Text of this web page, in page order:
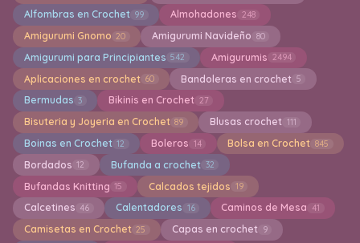
Alfombras en Crochet 99 Almohadones 248
Amigurumi Gnomo 20 Amigurumi Navideño 80
Amigurumi para Principiantes 542 Amigurumis 2494
Aplicaciones en crochet 60 Bandoleras en crochet 5
Bermudas 3 Bikinis en Crochet 27
Bisuteria y Joyeria en Crochet 89 Blusas crochet 111
Boinas en Crochet 12 Boleros 14 Bolsa en Crochet 845
Bordados 12 Bufanda a crochet 32
Bufandas Knitting 15 Calcados tejidos 19
Calcetines 46 Calentadores 16 Caminos de Mesa 41
Camisetas en Crochet 25 Capas en crochet 9